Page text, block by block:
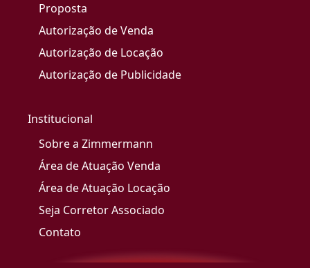
Proposta
Autorização de Venda
Autorização de Locação
Autorização de Publicidade
Institucional
Sobre a Zimmermann
Área de Atuação Venda
Área de Atuação Locação
Seja Corretor Associado
Contato